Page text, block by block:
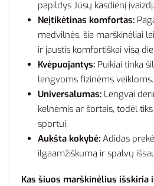
papildys Jūsų kasdienį įvaizdį.
Neįtikėtinas komfortas:
medvilnės, šie marškinėliai
ir jaustis komfortiškai visą
Kvėpuojantys: Puikiai tinka
lengvoms fizinėms veikloms.
Universalumas: Lengvai
kelnėmis ar šortais, todėl
sportui.
Aukšta kokybė: Adidas
ilgaamžiškumą ir spalvų
Kas šiuos marškinėlius išskiria